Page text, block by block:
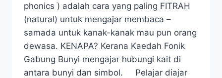
phonics ) adalah cara yang paling FITRAH
(natural) untuk mengajar membaca –
samada untuk kanak-kanak mau pun orang
dewasa. KENAPA? Kerana Kaedah Fonik
Gabung Bunyi mengajar hubungi kait di
antara bunyi dan simbol. Pelajar diajar